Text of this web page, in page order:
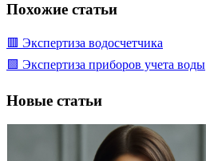
Похожие статьи
🟥 Экспертиза водосчетчика
🟩 Экспертиза приборов учета воды
Новые статьи